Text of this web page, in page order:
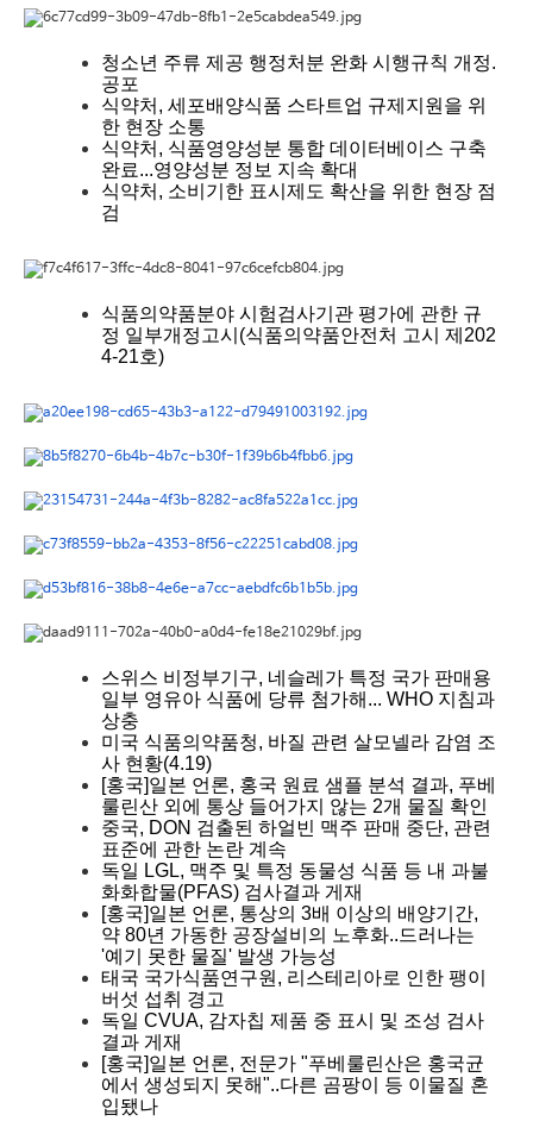
청소년 주류 제공 행정처분 완화 시행규칙 개정.
공포
식약처, 세포배양식품 스타트업 규제지원을 위
한 현장 소통
식약처, 식품영양성분 통합 데이터베이스 구축
완료...영양성분 정보 지속 확대
식약처, 소비기한 표시제도 확산을 위한 현장 점
검
식품의약품분야 시험검사기관 평가에 관한 규
정 일부개정고시(식품의약품안전처 고시 제202
4-21호)
스위스 비정부기구, 네슬레가 특정 국가 판매용
일부 영유아 식품에 당류 첨가해... WHO 지침과
상충
미국 식품의약품청, 바질 관련 살모넬라 감염 조
사 현황(4.19)
[홍국]일본 언론, 홍국 원료 샘플 분석 결과, 푸베
룰린산 외에 통상 들어가지 않는 2개 물질 확인
중국, DON 검출된 하얼빈 맥주 판매 중단, 관련
표준에 관한 논란 계속
독일 LGL, 맥주 및 특정 동물성 식품 등 내 과불
화화합물(PFAS) 검사결과 게재
[홍국]일본 언론, 통상의 3배 이상의 배양기간,
약 80년 가동한 공장설비의 노후화..드러나는
'예기 못한 물질' 발생 가능성
태국 국가식품연구원, 리스테리아로 인한 팽이
버섯 섭취 경고
독일 CVUA, 감자칩 제품 중 표시 및 조성 검사
결과 게재
[홍국]일본 언론, 전문가 "푸베룰린산은 홍국균
에서 생성되지 못해"..다른 곰팡이 등 이물질 혼
입됐나